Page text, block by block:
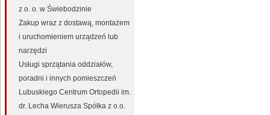
z o. o. w Świebodzinie
Zakup wraz z dostawą, montażem
i uruchomieniem urządzeń lub
narzędzi
Usługi sprzątania oddziałów,
poradni i innych pomieszczeń
Lubuskiego Centrum Ortopedii im.
dr. Lecha Wierusza Spółka z o.o.